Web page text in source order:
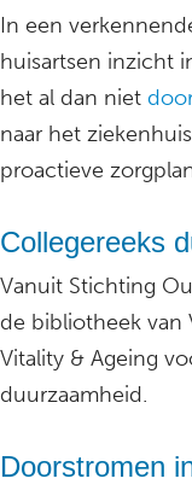
In een
huisartsen inzicht
het al dan niet
naar het
proactieve
Collegereeks
Vanuit Stichting
de bibliotheek van
Vitality & Ageing
duurzaamheid.
Doorstromen